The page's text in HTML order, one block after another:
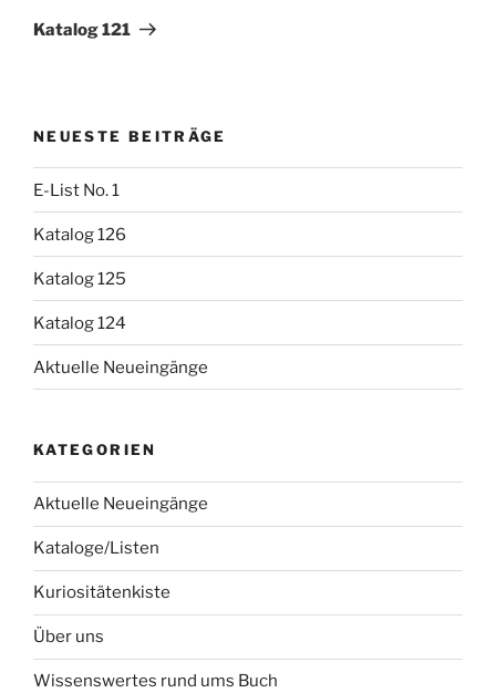
Beitrag
Katalog 121
NEUESTE BEITRÄGE
E-List No. 1
Katalog 126
Katalog 125
Katalog 124
Aktuelle Neueingänge
KATEGORIEN
Aktuelle Neueingänge
Kataloge/Listen
Kuriositätenkiste
Über uns
Wissenswertes rund ums Buch